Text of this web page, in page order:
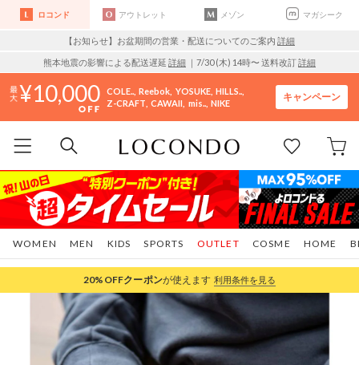
ロコンド アウトレット メゾン マガシーク
【お知らせ】お盆期間の営業・配送についてのご案内 詳細
熊本地震の影響による配送遅延 詳細 ｜7/30 (木) 14時〜 送料改訂詳細
10,000 COLE.. Reebok YOSUKE HILLS..
Z-CRAFT CAWAII mis.. NIKE
キャンペーン
WOMEN MEN KIDS SPORTS COSME HOME
OUTLET
20%OFFクーポンが使えます 利用条件を見る